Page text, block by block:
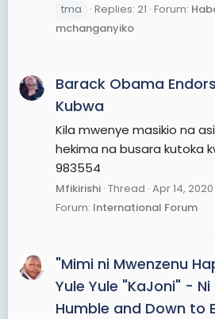
tma
Replies: 21 Forum:
mchanganyiko
Barack Obama
Kubwa
Kila mwenye masikio na
hekima na busara kutoka
983554
Mfikirishi Thread Apr 14, 2020
Forum: International Forum
"Mimi ni Mwenzenu
Yule Yule "KaJoni" -
Humble and Down to